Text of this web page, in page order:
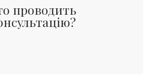
проводить